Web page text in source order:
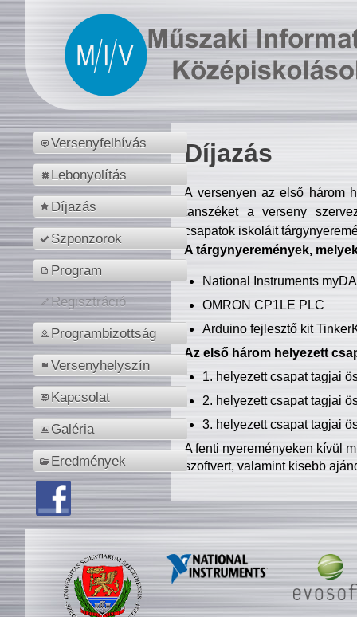
Versenyfelhívás
Lebonyolítás
Díjazás
Szponzorok
Program
Regisztráció
Programbizottság
Versenyhelyszín
Kapcsolat
Galéria
Eredmények
Díjazás
A versenyen az első három
tanszéket a verseny
csapatok iskoláit
A tárgynyeremények,
National Instruments
OMRON CP1LE PLC
Arduino fejlesztő kit
Az első három helyezett
1. helyezett csapat tagjai
2. helyezett csapat tagjai
3. helyezett csapat tagjai
A fenti nyereményeken kívül
szoftvert, valamint kisebb